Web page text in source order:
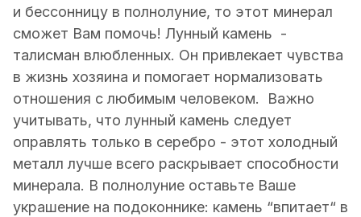
и бессонницу в полнолуние, то этот минерал
сможет Вам помочь! Лунный камень -
талисман влюбленных. Он привлекает чувства
в жизнь хозяина и помогает нормализовать
отношения с любимым человеком. Важно
учитывать, что лунный камень следует
оправлять только в серебро - этот холодный
металл лучше всего раскрывает способности
минерала. В полнолуние оставьте Ваше
украшение на подоконнике: камень “впитает“ в